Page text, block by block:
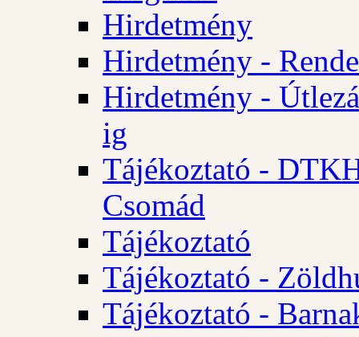
Hirdetmény
Hirdetmény -
Hirdetmény -
ig
Tájékoztató -
Csomád
Tájékoztató
Tájékoztató -
Tájékoztató -